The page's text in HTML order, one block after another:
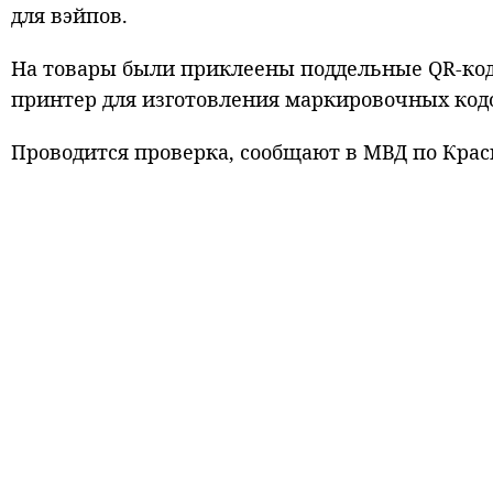
для вэйпов.
На товары были приклеены поддельные QR-
принтер для изготовления маркировочных
Проводится проверка, сообщают в МВД по